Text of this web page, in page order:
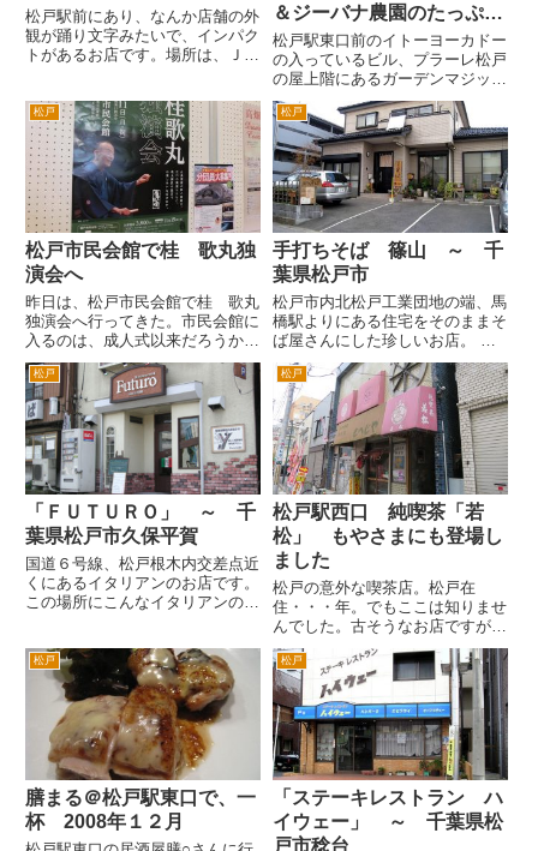
松戸駅前にあり、なんか店舗の外
観が踊り文字みたいで、インパク
トがあるお店です。場所は、ＪＲ
降りてからすぐの交差点（左がマ
クドナルド、右手が三井住友銀
行）を右折し、バスのターミナル
を過...
＆ジーバナ農園のたっぷり
野菜ペペロンチーノ
松戸駅東口前のイトーヨーカドー
の入っているビル、プラーレ松戸
の屋上階にあるガーデンマジック
にランチに行きました。 土日の
ランチタイムも貸切のことがあり
ますので、油断できません。要確
認です。 すぐそばに聖徳大学が
あるので（席から見える）、大
学...
松戸
松戸市民会館で桂 歌丸独
演会へ
昨日は、松戸市民会館で桂 歌丸
独演会へ行ってきた。市民会館に
入るのは、成人式以来だろうか
(^_^;) 小学生の頃、当時の松本清
（マツモトキヨシ創業者）市長の
お葬式をやっていたのを覚えてい
る。市民会館から松戸駅まで、花
輪が並んでいて圧巻だった...
松戸
手打ちそば 篠山 ～ 千
葉県松戸市
松戸市内北松戸工業団地の端、馬
橋駅よりにある住宅をそのままそ
ば屋さんにした珍しいお店。 こ
こは、松戸地元のひとならご存知
の国道６号から坂川沿いに信号が
ない道路を松戸駅～新松戸とワー
プできる道の近くです。 僕自身
も国道６号から坂川沿いの道へ
抜...
松戸
「ＦＵＴＵＲＯ」 ～ 千
葉県松戸市久保平賀
国道６号線、松戸根木内交差点近
くにあるイタリアンのお店です。
この場所にこんなイタリアンのお
た場所かもしれません。屋号を見
ると２０００年に開業したようで
す。 ＪＲ北小金駅からは徒歩
松戸
松戸駅西口 純喫茶「若
松」 もやさまにも登場し
ました
松戸の意外な喫茶店。松戸在
住・・・年。でもここは知りませ
んでした。古そうなお店ですが、
ノーマークでした。 なにで知
ったかというと、テレビ東京の
「モヤモヤさまぁ～ず2」で、さ
まーずが訪問しているのを見て。
松戸駅西口から徒歩２分ぐらいで
しょ...
松戸
膳まる＠松戸駅東口で、一
杯 2008年１２月
松戸
「ステーキレストラン ハ
イウェー」 ～ 千葉県松
戸市稔台